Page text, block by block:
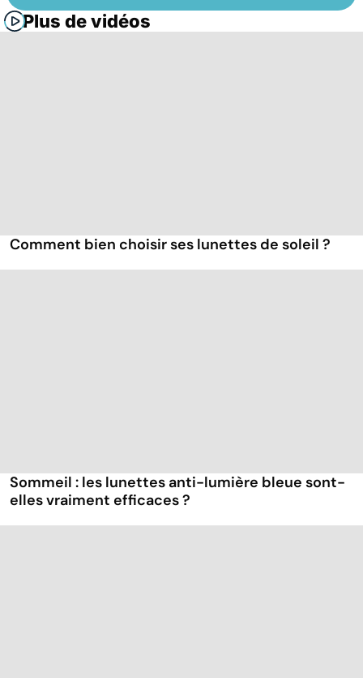
Plus de vidéos
Comment bien choisir ses lunettes de soleil ?
Sommeil : les lunettes anti-lumière bleue sont-
elles vraiment efficaces ?